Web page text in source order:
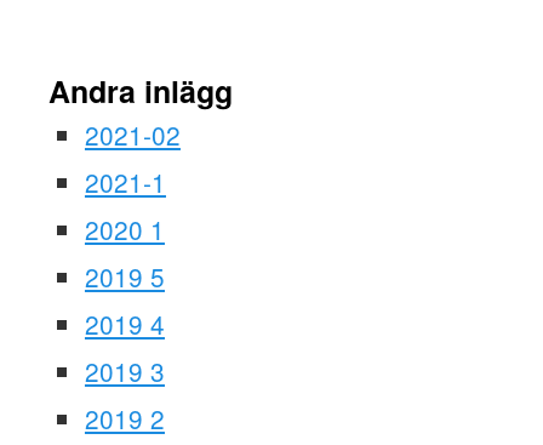
Andra inlägg
2021-02
2021-1
2020 1
2019 5
2019 4
2019 3
2019 2